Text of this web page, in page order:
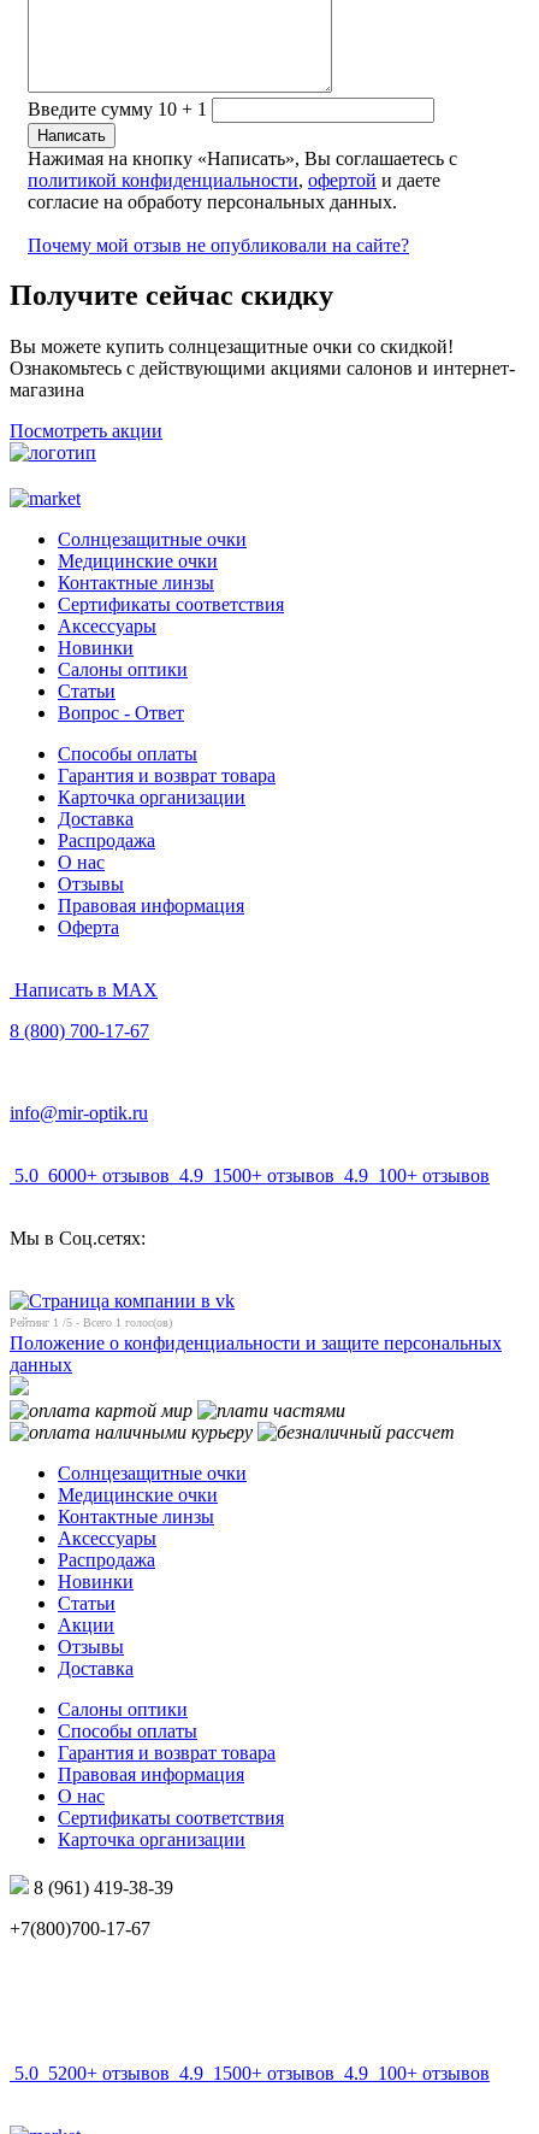
Введите сумму 10 + 1
Нажимая на кнопку «Написать», Вы соглашаетесь с
политикой конфиденциальности, офертой и даете
согласие на обработу персональных данных.
Почему мой отзыв не опубликовали на сайте?
Получите сейчас скидку
Вы можете купить солнцезащитные очки со скидкой!
Ознакомьтесь с действующими акциями салонов и интернет-
магазина
Посмотреть акции
Солнцезащитные очки
Медицинские очки
Контактные линзы
Сертификаты соответствия
Аксессуары
Новинки
Салоны оптики
Статьи
Вопрос - Ответ
Способы оплаты
Гарантия и возврат товара
Карточка организации
Доставка
Распродажа
О нас
Отзывы
Правовая информация
Оферта
Написать в MAX
8 (800) 700-17-67
info@mir-optik.ru
5.0 6000+ отзывов 4.9 1500+ отзывов 4.9 100+ отзывов
Мы в Соц.сетях:
Рейтинг 1 /5 - Всего 1 голос(ов)
Положение о конфиденциальности и защите персональных
данных
Солнцезащитные очки
Медицинские очки
Контактные линзы
Аксессуары
Распродажа
Новинки
Статьи
Акции
Отзывы
Доставка
Салоны оптики
Способы оплаты
Гарантия и возврат товара
Правовая информация
О нас
Сертификаты соответствия
Карточка организации
8 (961) 419-38-39
+7(800)700-17-67
5.0 5200+ отзывов 4.9 1500+ отзывов 4.9 100+ отзывов